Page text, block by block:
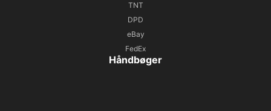
TNT
DPD
eBay
FedEx
Håndbøger